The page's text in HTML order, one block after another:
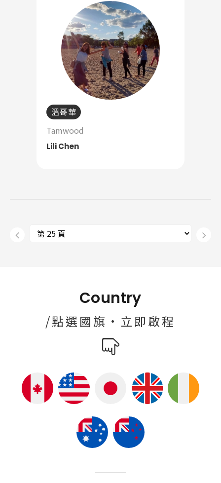
溫哥華
Tamwood
Lili Chen
Country
/點選國旗·立即啟程